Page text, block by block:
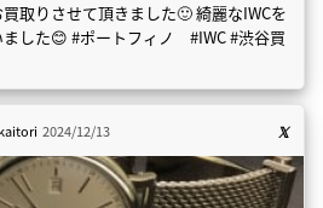
取りさせて頂きました🙂 綺麗なIWCを
した😊 #ポートフィノ #IWC #渋谷買
2024/12/13